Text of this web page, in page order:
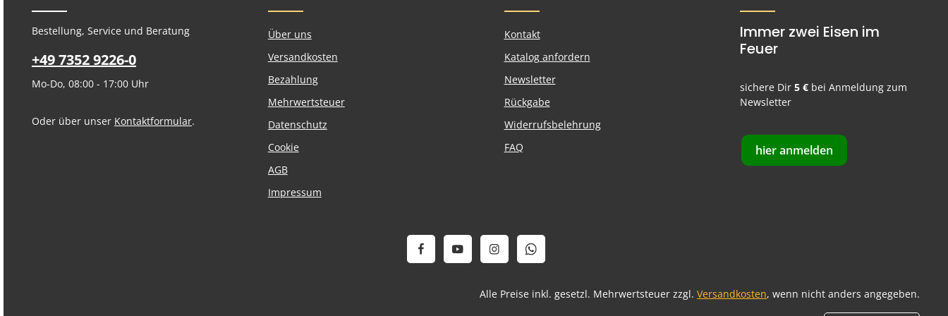
Bestellung, Service und Beratung
+49 7352 9226-0
Mo-Do, 08:00 - 17:00 Uhr
Oder über unser Kontaktformular.
Über uns
Versandkosten
Bezahlung
Mehrwertsteuer
Datenschutz
Cookie
AGB
Impressum
Kontakt
Katalog anfordern
Newsletter
Rückgabe
Widerrufsbelehrung
FAQ
Immer zwei Eisen im
Feuer
sichere Dir5 € bei Anmeldung zum
Newsletter
hier anmelden
Alle Preise inkl. gesetzl. Mehrwertsteuer zzgl. Versandkosten, wenn nicht anders angegeben.